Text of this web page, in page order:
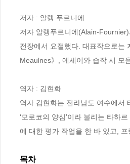
저자 : 알랭 푸르니에
저자 알랭푸르니에(Alain-
전장에서 요절했다. 대표작으로는
Meaulnes》, 에세이와 습작 시 모
역자 : 김현화
역자 김현화는 전라남도 여수에서
‘모로코의 양심’이라 불리는 타하
에 대한 평가 작업을 한 바 있고, 프
목차